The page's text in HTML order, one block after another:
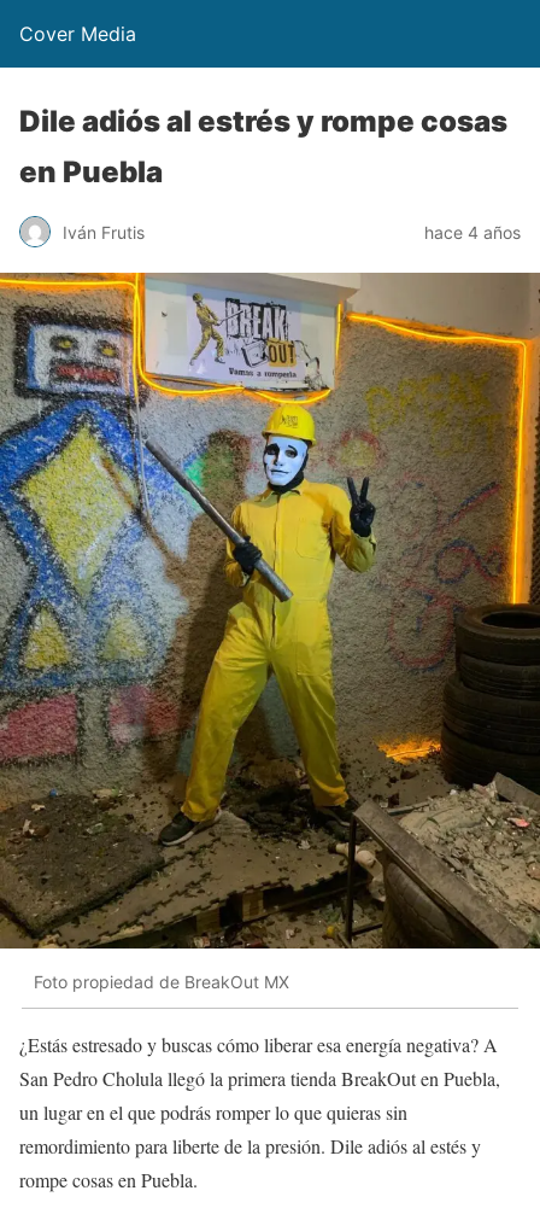
Cover Media
Dile adiós al estrés y rompe cosas
en Puebla
Iván Frutis hace 4 años
Foto propiedad de BreakOut MX
¿Estás estresado y buscas cómo liberar esa energía negativa? A
San Pedro Cholula llegó la primera tienda BreakOut en Puebla,
un lugar en el que podrás romper lo que quieras sin
remordimiento para liberte de la presión. Dile adiós al estés y
rompe cosas en Puebla.